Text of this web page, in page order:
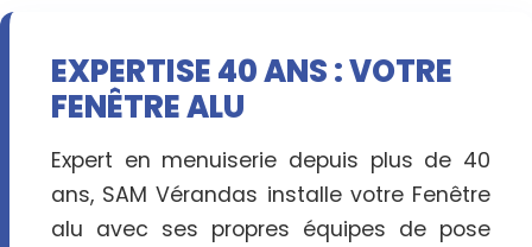
EXPERTISE 40 ANS : VOTRE
FENÊTRE ALU
Expert en menuiserie depuis plus de 40
ans, SAM Vérandas installe votre Fenêtre
alu avec ses propres équipes de pose